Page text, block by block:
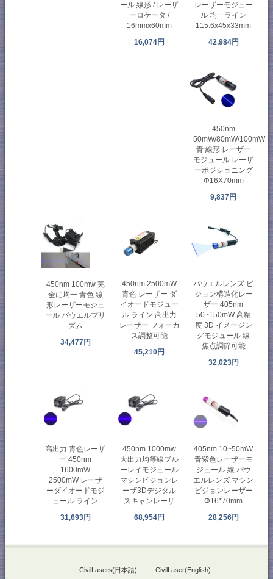
ール 線形 / レーザ
ーロケータ /
16mmx60mm
16,074円
レーザーモジュー
ル 均一ライン
115.6x45x33mm
42,984円
450nm
50mW/80mW/100mW
青 線形 レーザー
モジュール レーザ
ーポジショニング
Φ16X70mm
9,837円
450nm 100mw 完
全に均一 青色 線
形レーザーモジュ
ール パウエルプリ
ズム
34,477円
450nm 2500mW
青色 レーザー ダ
イオードモジュー
ル ライン 高出力
レーザー フォーカ
ス調整可能
45,210円
パウエルレンズ ビ
ジョン構造化レー
ザー 405nm
50~150mW 高精
度 3D イメージン
グモジュール 線
焦点調節可能
32,023円
高出力 青色レーザ
ー 450nm
1600mW
2500mW レーザ
ーダイオードモジ
ュール ライン
31,693円
450nm 1000mw
大出力均等線ブル
ーレイモジュール
マシンビジョンレ
ーザ3Dデジタル
スキャンレーザ
68,954円
405nm 10~50mW
青紫色レーザーモ
ジュール 線 パウ
エルレンズ マシン
ビジョンレーザー
Φ16*70mm
28,256円
:: CivilLasers(日本語) :: CivilLaser(English)